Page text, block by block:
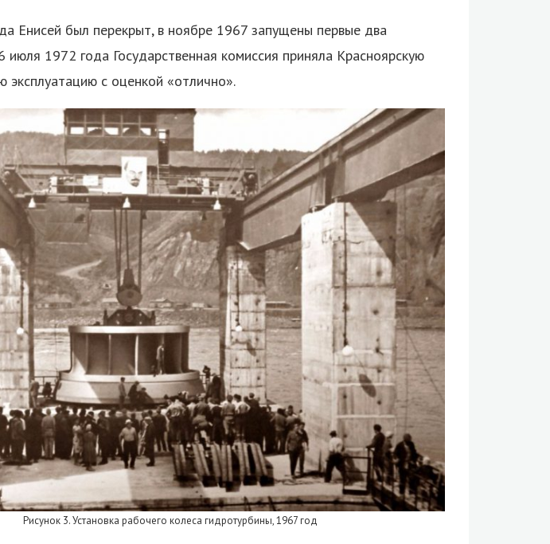
Енисей был перекрыт, в ноябре 1967 запущены первые два
июля 1972 года Государственная комиссия приняла Красноярскую
эксплуатацию с оценкой «отлично».
Рисунок 3. Установка рабочего колеса гидротурбины, 1967 год